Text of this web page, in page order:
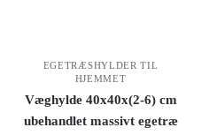
EGETRÆSHYLDER TIL
HJEMMET
Væghylde 40x40x(2-6) cm
ubehandlet massivt egetræ